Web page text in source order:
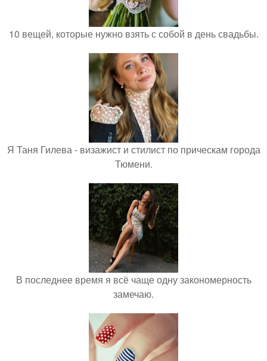
10 вещей, которые нужно взять с собой в день свадьбы.
Я Таня Гилева - визажист и стилист по прическам города
Тюмени.
В последнее время я всё чаще одну закономерность
замечаю.